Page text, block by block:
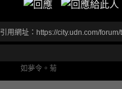
引用網址：https://city.udn.com/
如夢令。菊